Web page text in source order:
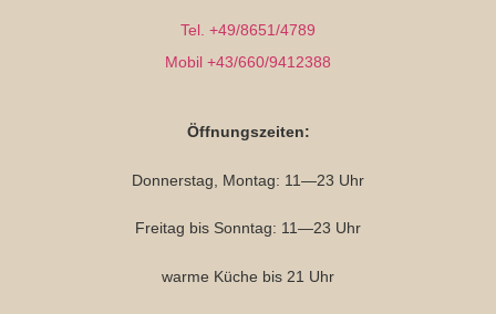
Tel. +49/8651/4789
Mobil +43/660/9412388
Öffnungszeiten:
Donnerstag, Montag: 11—23 Uhr
Freitag bis Sonntag: 11—23 Uhr
warme Küche bis 21 Uhr